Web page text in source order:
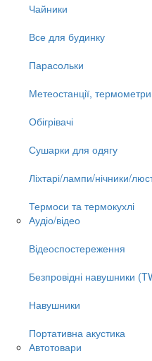
Чайники
Все для будинку
Парасольки
Метеостанції,
Обігрівачі
Сушарки для одягу
Ліхтарі/лампи/нічники/
Термоси та термокухлі
Аудіо/відео
Відеоспостереження
Безпровідні навушники
Навушники
Портативна акустика
Автотовари